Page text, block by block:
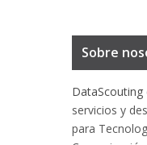
Sobre
DataScouting
servicios y
para